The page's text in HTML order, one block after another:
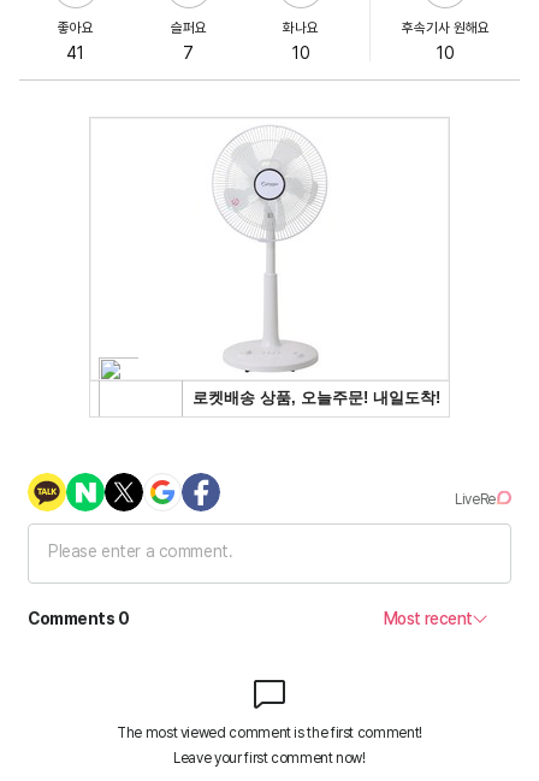
좋아요
41
슬퍼요
7
화나요
10
후속기사 원해요
10